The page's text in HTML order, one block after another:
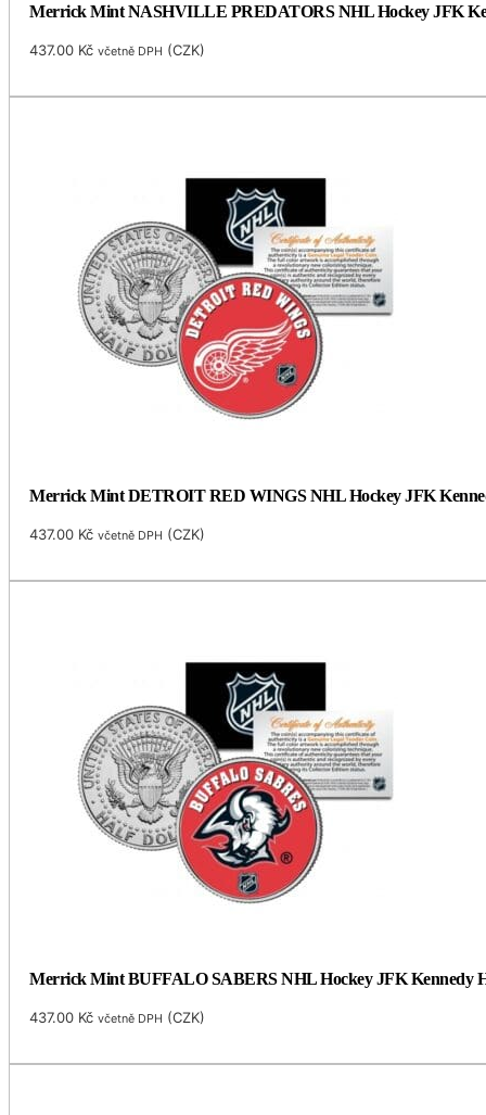
Merrick Mint NASHVILLE PREDATORS NHL Hockey JFK
437.00 Kč včetně DPH (CZK)
Merrick Mint DETROIT RED WINGS NHL Hockey JFK
437.00 Kč včetně DPH (CZK)
Merrick Mint BUFFALO SABERS NHL Hockey JFK Kennedy
437.00 Kč včetně DPH (CZK)